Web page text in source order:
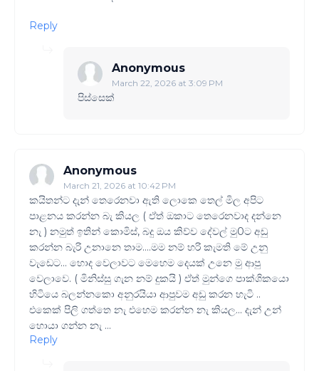
Reply
Anonymous
March 22, 2026 at 3:09 PM
පිස්සෙක්
Anonymous
March 21, 2026 at 10:42 PM
කයිතන්ට දැන් තෙරෙනවා ඇති ලොකෙ තෙල් මිල අපිට
පාළනය කරන්න බැ කියල ( ඒත් ඔකාට තෙරෙනවාද දන්නෙ
නැ ) නමුත් ඉතින් කොමිස්, බදු ඔය කිව්ව දේවල් මු0ට අඩු
කරන්න බැරි උනානෙ තාම....මම නම් හරි කැමති මේ උනු
වැඩෙට... හොද වෙලාවට මෙහෙම දෙයක් උනෙ මු ආපු
වෙලාවෙ. ( මිනිස්සු ගැන නම් දුකයි ) ඒත් මුන්ගෙ පාක්ශිකයො
හිටියෙ බලන්නකො අනුරයියා ආපුවම අඩු කරන හැටි ..
එකෙක් පිලි ගත්තෙ නැ එහෙම කරන්න නැ කියල... දැන් උන්
හොයා ගන්න නැ ...
Reply